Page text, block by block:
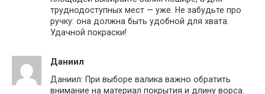
труднодоступных мест — уже. Не забудьте про
ручку: она должна быть удобной для хвата.
Удачной покраски!
Даниил
Даниил: При выборе валика важно обратить
внимание на материал покрытия и длину ворса.